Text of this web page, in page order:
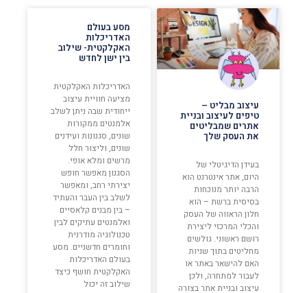
עיצוב מבליט –
טיפים לעיצוב ובניית
אתרים שמבליטים
את העסק שלך
בעידן הדיגיטלי של
היום, אתר אינטרנט הוא
הרבה יותר מנוכחות
בסיסית ברשת – הוא
חלון הראווה של העסק
והכלי המרכזי ליצירת
רושם ראשוני. גולשים
מחליטים בתוך שניות
האם להישאר באתר או
לעבור למתחרה, ולכן
עיצוב ובניית אתר בצורה
מסע בעולם
האדריכלות
האקלקטית- שילוב
בין ישן לחדש
האדריכלות האקלקטית
מציעה חוויית עיצוב
ייחודית שבה ניתן לשלב
אלמנטים ממקורות
שונים, סגנונות ועידנים
שונים, וליצור חלל
מרשים ומלא אופי.
הסגנון מאפשר חופש
יצירתי רחב, ומאפשר
לשלב בין העבר והעתיד
– בין מבנים קלאסיים
ואלמנטים עתיקים לבין
טכנולוגיה מודרנית
וחומרים חדשניים. מסע
בעולם האדריכלות
האקלקטית חושף כיצד
שילוב זה יכול